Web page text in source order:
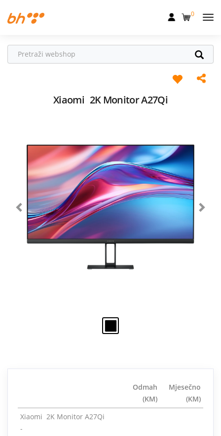
Fiksna
Pogodnosti
Podrška
0
Xiaomi 2K Monitor A27Qi
Odmah
(KM)
Mjesečno
(KM)
Xiaomi 2K Monitor A27Qi
-